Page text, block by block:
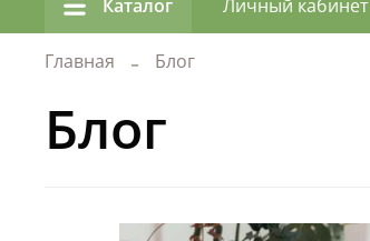
Каталог Личный кабинет
Главная Блог
Блог